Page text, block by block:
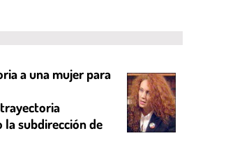
a una mujer para
la subdirección de